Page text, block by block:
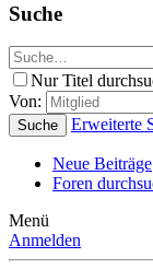
Suche
Nur Titel
Von:
Suche Erweiterte
Neue Beiträge
Foren
Menü
Anmelden